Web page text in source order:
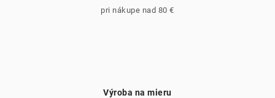
pri nákupe nad 80 €
Výroba na mieru